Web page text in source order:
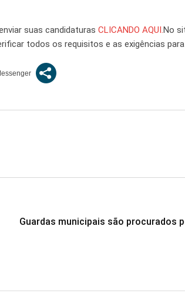
suas candidaturas CLICANDO AQUI.No
todos os requisitos e as exigências
Guardas municipais são procurados